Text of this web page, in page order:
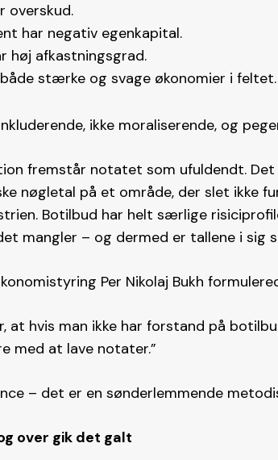
overskud.
har negativ egenkapital.
høj afkastningsgrad.
stærke og svage økonomier i feltet.
ikke moraliserende, og
fremstår notatet som ufuldendt. Det
nøgletal på et område, der slet ikke
Botilbud har helt særlige
mangler – og dermed er tallene i sig
Per Nikolaj Bukh
at hvis man ikke har forstand på
med at lave notater.”
– det er en sønderlemmende
over gik det galt